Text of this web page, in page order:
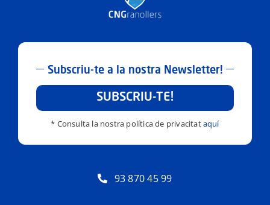
Subscriu-te a la nostra Newsletter!
SUBSCRIU-TE!
* Consulta la nostra política de privacitataquí
93 870 45 99